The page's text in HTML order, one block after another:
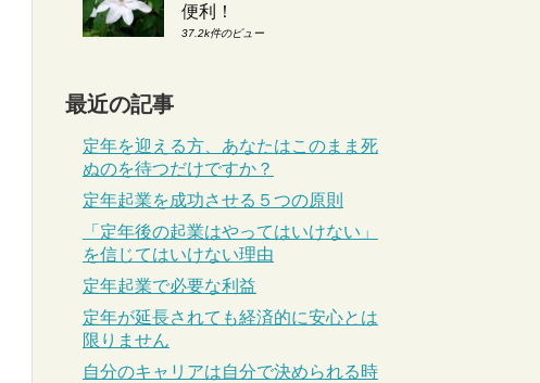
便利！
37.2k件のビュー
最近の記事
定年を迎える方、あなたはこのまま死
ぬのを待つだけですか？
定年起業を成功させる５つの原則
「定年後の起業はやってはいけない」
を信じてはいけない理由
定年起業で必要な利益
定年が延長されても経済的に安心とは
限りません
自分のキャリアは自分で決められる時